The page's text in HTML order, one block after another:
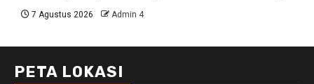
7 Agustus 2026 Admin 4
PETA LOKASI